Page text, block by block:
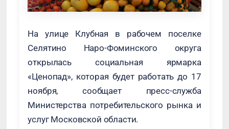
На улице Клубная в рабочем поселке
Селятино Наро-Фоминского округа
открылась социальная ярмарка
«Ценопад», которая будет работать до 17
ноября, сообщает пресс-служба
Министерства потребительского рынка и
услуг Московской области.